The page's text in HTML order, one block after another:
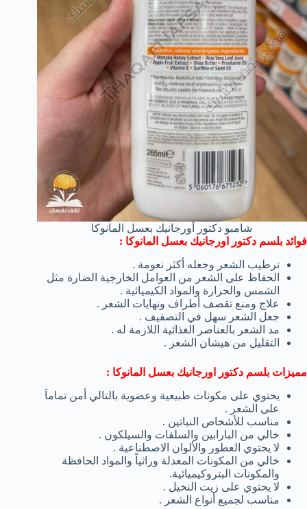
شامبو دكتور أورجانيك بعسل المانوكا
فوائد بلسم دكتور اورجانيك بعسل المانوكا :
ترطيب الشعر وجعله أكثر نعومة .
الحفاظ على الشعر من العوامل الخارجية الضارة مثل
الشمس والحرارة والمواد الكيميائية .
علاج ومنع تقصف أطراف ونهايات الشعر .
جعل الشعر سهل في التصفيف .
مد الشعر بالعناصر الغذائية اللازمة له .
التقليل من هيشان الشعر .
مميزات بلسم دكتور اورجانيك بعسل المانوكا :
يحتوي على مكونات طبيعية وعضوية بالتالي أمن تماماَ
على الشعر .
مناسب للأشخاص النباتين .
خالي من البارابين والسلفات والسيلكون .
لا يحتوي العطور والألوان الاصطناعية .
خالي من المكونات المعدلة وراثياً والمواد الحافظة
والمكونات البتروكيميائية.
لا يحتوي على زيت النخيل .
مناسب لجميع أنواع الشعر .